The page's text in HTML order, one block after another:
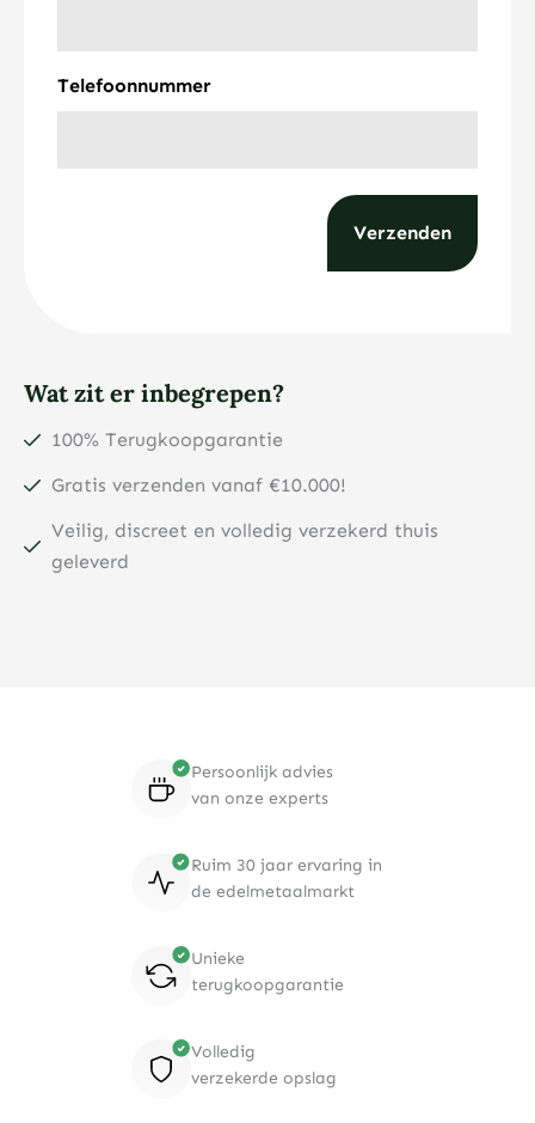
Telefoonnummer
Wat zit er inbegrepen?
100% Terugkoopgarantie
Gratis verzenden vanaf €10.000!
Veilig, discreet en volledig verzekerd thuis
geleverd
Persoonlijk advies
van onze experts
Ruim 30 jaar ervaring in
de edelmetaalmarkt
Unieke
terugkoopgarantie
Volledig
verzekerde opslag